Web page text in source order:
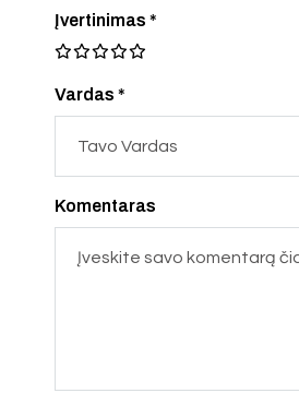
Vardas *
Įvertinimas*
Komentaras